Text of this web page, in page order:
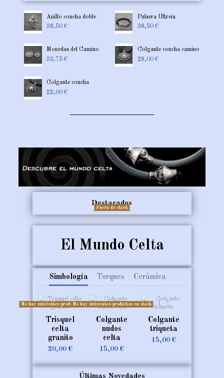
plata
33,50 €
azabache
67,50 €
azabache
24,50 €
18,90 €
Camino
20,00 €
Anillo concha doble
38,50 €
Pulsera Ultreia
38,50 €
Monedas del Camino
33,75 €
Colgante concha camino
28,00 €
Colgante concha
22,00 €
Destacados
Fuera de stock
El Mundo Celta
Simbología Torques Cerámica
No hay suficientes productos en stock
Trisquel
celta
granito
20,00 €
No hay suficientes productos en stock
Colgante
nudos
celta
15,00 €
Colgante
triqueta
15,00 €
Últimas Novedades